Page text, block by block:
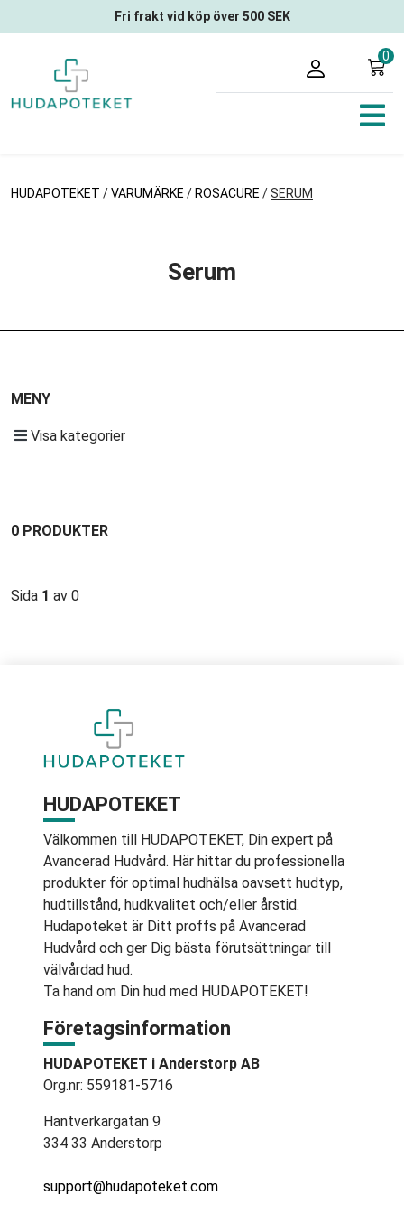
Fri frakt vid köp över 500 SEK
0
HUDAPOTEKET /VARUMÄRKE / ROSACURE /SERUM
Serum
MENY
Visa kategorier
0 PRODUKTER
Sida 1 av 0
HUDAPOTEKET
Välkommen till HUDAPOTEKET, Din expert på
Avancerad Hudvård. Här hittar du professionella
produkter för optimal hudhälsa oavsett hudtyp,
hudtillstånd, hudkvalitet och/eller årstid.
Hudapoteket är Ditt proffs på Avancerad
Hudvård och ger Dig bästa förutsättningar till
välvårdad hud.
Ta hand om Din hud med HUDAPOTEKET!
Företagsinformation
HUDAPOTEKET i Anderstorp AB
Org.nr: 559181-5716
Hantverkargatan 9
334 33 Anderstorp
support@hudapoteket.com